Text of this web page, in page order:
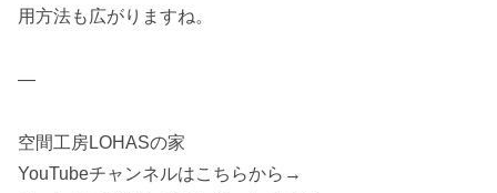
用方法も広がりますね。
—
空間工房LOHASの家
YouTubeチャンネルはこちらから→